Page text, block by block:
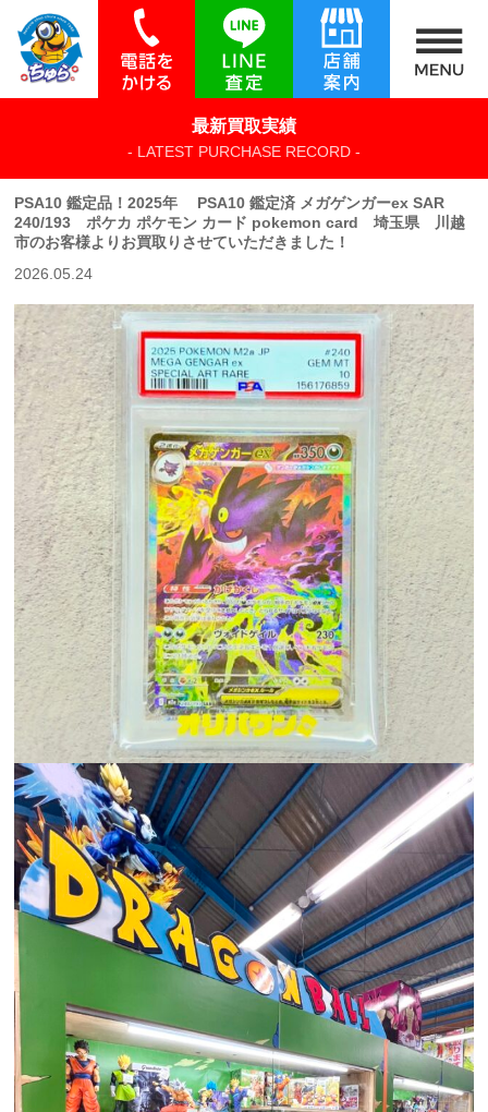
最新買取実績
- LATEST PURCHASE RECORD -
PSA10 鑑定品！2025年 PSA10 鑑定済 メガゲンガーex SAR
240/193 ポケカ ポケモン カード pokemon card 埼玉県 川越
市のお客様よりお買取りさせていただきました！
2026.05.24